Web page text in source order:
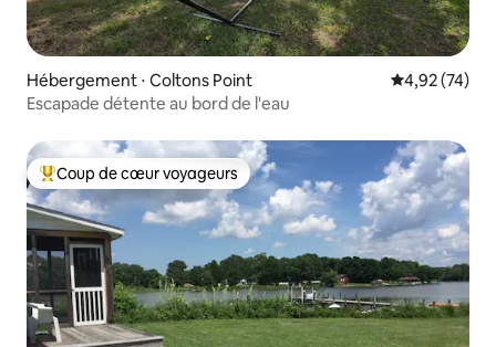
Hébergement ⋅ Coltons Point Évaluation
4,92 (74)
Escapade détente au bord de l'eau
Coups de cœur voyageurs les plus appréciés
Coup de cœur voyageurs